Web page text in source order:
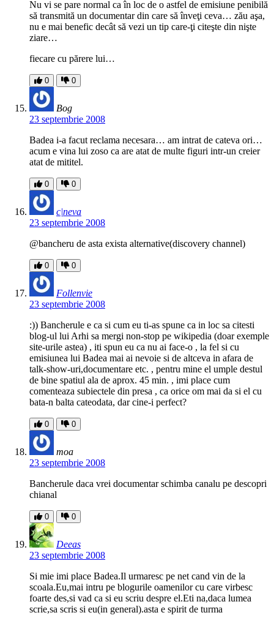
Nu vi se pare normal ca în loc de o astfel de emisiune penibilă
să transmită un documentar din care să înveţi ceva… zău aşa,
nu e mai benefic decât să vezi un tip care-ţi citeşte din nişte
ziare…
fiecare cu părere lui…
0 0
Bog
23 septembrie 2008
Badea i-a facut reclama necesara… am intrat de cateva ori…
acum e vina lui zoso ca are atat de multe figuri intr-un creier
atat de mititel.
0 0
c|neva
23 septembrie 2008
@bancheru de asta exista alternative(discovery channel)
0 0
Follenvie
23 septembrie 2008
:)) Bancherule e ca si cum eu ti-as spune ca in loc sa citesti
blog-ul lui Arhi sa mergi non-stop pe wikipedia (doar exemple
site-urile astea) , iti spun eu ca nu ai face-o , la fel si cu
emisiunea lui Badea mai ai nevoie si de altceva in afara de
talk-show-uri,documentare etc. , pentru mine el umple destul
de bine spatiul ala de aprox. 45 min. , imi place cum
comenteaza subiectele din presa , ca orice om mai da si el cu
bata-n balta cateodata, dar cine-i perfect?
0 0
moa
23 septembrie 2008
Bancherule daca vrei documentar schimba canalu pe descopri
chianal
0 0
Deeas
23 septembrie 2008
Si mie imi place Badea.Il urmaresc pe net cand vin de la
scoala.Eu,mai intru pe blogurile oamenilor cu care virbesc
foarte des,si vad ca si eu scriu despre el.Eti na,daca lumea
scrie,sa scris si eu(in general).asta e spirit de turma